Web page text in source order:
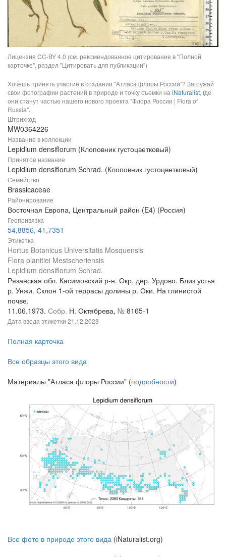
Лицензия CC-BY 4.0 (см. рекомендованное цитирование в "Полной
карточке", раздел "Цитировать для публикации")
Хочешь принять участие в создании "Атласа флоры России"? Загружай
свои фотографии растений в природе и точку съемки на iNaturalist, где
они станут частью нашего нового проекта "Флора России | Flora of
Russia".
Штрихкод
MW0364226
Название в коллекции
Lepidium densiflorum (Клоповник густоцветковый)
Принятое название
Lepidium densiflorum Schrad. (Клоповник густоцветковый)
Семейство
Brassicaceae
Районирование
Восточная Европа, Центральный район (E4) (Россия)
Геопривязка
54,8856, 41,7351
Этикетка
Hortus Botanicus Universitatis Mosquensis
Flora planitiei Mestscheriensis
Lepidium densiflorum Schrad.
Рязанская обл. Касимовский р-н. Окр. дер. Урдово. Близ устья
р. Унжи. Склон 1-ой террасы долины р. Оки. На глинистой
почве.
11.06.1973. Собр. Н. Октябрева, № 8165-1
Дата ввода этикетки 21.12.2023
Полная карточка
Все образцы этого вида
Материалы "Атласа флоры России" (подробности)
Все фото в природе этого вида (iNaturalist.org)